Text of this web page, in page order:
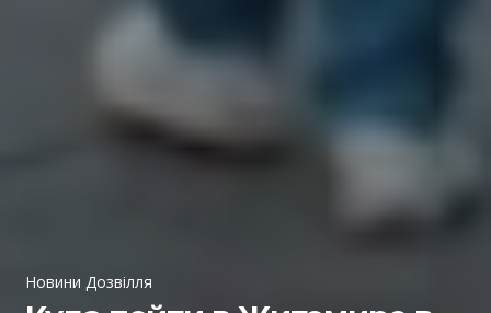
Новини Дозвілля